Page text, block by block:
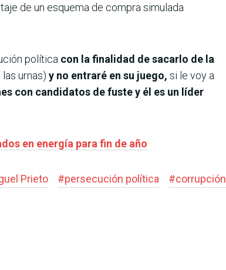
de un esquema de compra simulada
política con la finalidad de sacarlo de la
urnas) y no entraré en su juego, si le voy a
con candidatos de fuste y él es un líder
en energía para fin de año
Prieto #persecución política #corrupción